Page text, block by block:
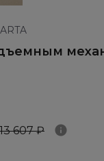
607 ₽